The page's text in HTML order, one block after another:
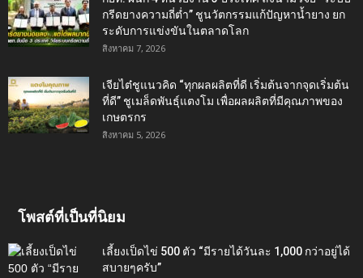
กรีดยางความถี่ต่ำ” ชูนวัตกรรมแก้ปัญหาน้ำยาง ยก
ระดับการแข่งขันในตลาดโลก
สิงหาคม 7, 2026
เจียไต๋ชูแนวคิด “ทุกผลผลิตที่ดี เริ่มต้นจากจุดเริ่มต้น
ที่ดี” ชูเมล็ดพันธุ์แตงโม เพื่อผลผลิตที่มีคุณภาพของ
เกษตรกร
สิงหาคม 5, 2026
โพสต์ที่เป็นที่นิยม
เลี้ยงเป็ดไข่ 500 ตัว “มีรายได้วันละ 1,000 กว่าอยู่ได้
สบายๆครับ”